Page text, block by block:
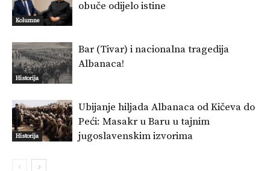
Kolumne
obuče odijelo istine
Historija
Bar (Tivar) i nacionalna tragedija
Albanaca!
Historija
Ubijanje hiljada Albanaca od Kičeva do
Peći: Masakr u Baru u tajnim
jugoslavenskim izvorima